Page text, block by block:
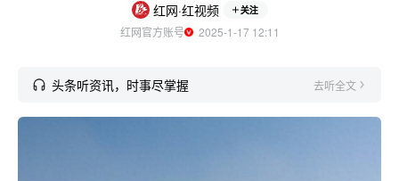
红网·红视频 关注
红网官方账号
  2025-1-17 12:11
头条听资讯，时事尽掌握 去听全文